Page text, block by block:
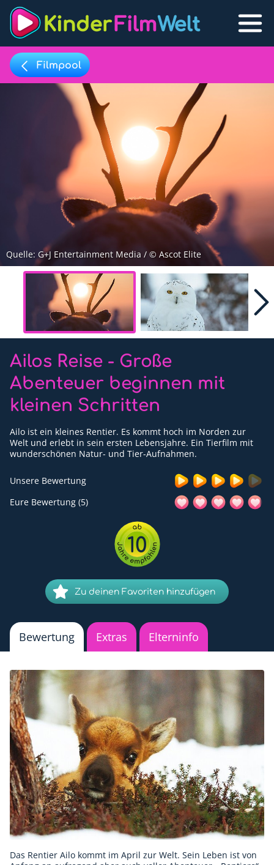
Filmlisten
Filmlexikon
Lernfilme
Filmpool Lexikon
Favoriten
Für Erwachsene
Redaktion
Downloads
Partner
Presse
Impressum
Filmpool
Quelle: G+J Entertainment Media / © Ascot Elite
Ailos Reise - Große
Abenteuer beginnen mit
kleinen Schritten
Ailo ist ein kleines Rentier. Es kommt hoch im Norden zur
Welt und erlebt in sein ersten Lebensjahre. Ein Tierfilm mit
wunderschönen Natur- und Tier-Aufnahmen.
Unsere Bewertung
Eure Bewertung (5)
10
Zu deinen Favoriten hinzufügen
Bewertung Extras Elterninfo
Das Rentier Ailo kommt im April zur Welt. Sein Leben ist von